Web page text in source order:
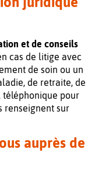
et de conseils
cas de litige avec
de soin ou un
de retraite, de
téléphonique pour
renseignent sur
auprès de